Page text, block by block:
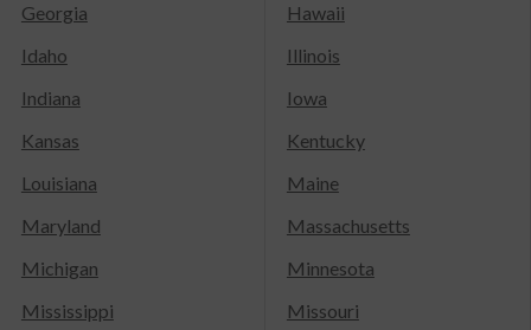
Georgia
Hawaii
Idaho
Illinois
Indiana
Iowa
Kansas
Kentucky
Louisiana
Maine
Maryland
Massachusetts
Michigan
Minnesota
Mississippi
Missouri